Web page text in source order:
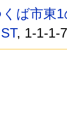
ば市東
, 1-1-1-